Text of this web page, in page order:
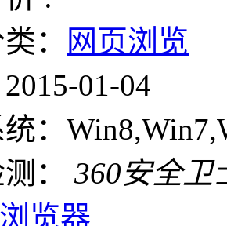
：
网页浏览
2015-01-04
：
：
360安全卫
浏览器